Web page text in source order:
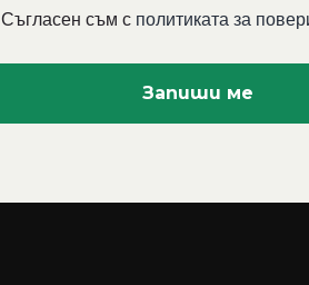
Съгласен съм с политиката за